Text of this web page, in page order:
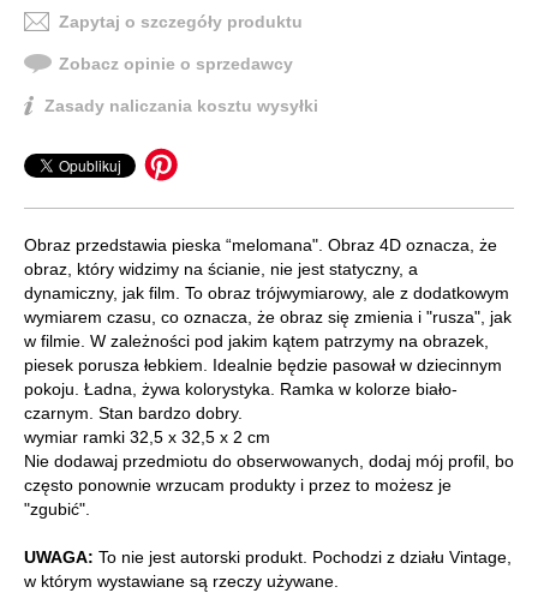
Zapytaj o szczegóły produktu
Zobacz opinie o sprzedawcy
Zasady naliczania kosztu wysyłki
Obraz przedstawia pieska “melomana". Obraz 4D oznacza, że
obraz, który widzimy na ścianie, nie jest statyczny, a
dynamiczny, jak film. To obraz trójwymiarowy, ale z dodatkowym
wymiarem czasu, co oznacza, że obraz się zmienia i "rusza", jak
w filmie. W zależności pod jakim kątem patrzymy na obrazek,
piesek porusza łebkiem. Idealnie będzie pasował w dziecinnym
pokoju. Ładna, żywa kolorystyka. Ramka w kolorze biało-
czarnym. Stan bardzo dobry.
wymiar ramki 32,5 x 32,5 x 2 cm
Nie dodawaj przedmiotu do obserwowanych, dodaj mój profil, bo
często ponownie wrzucam produkty i przez to możesz je
"zgubić".
UWAGA: To nie jest autorski produkt. Pochodzi z działu Vintage,
w którym wystawiane są rzeczy używane.